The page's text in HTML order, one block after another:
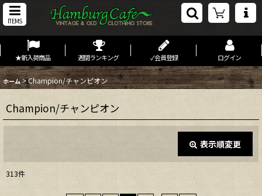
ITEMS
★新入荷商品 週間ランキング ✓会員登録 ログイン
ホーム >Champion/チャンピオン
Champion/チャンピオン
表示順変更
313件